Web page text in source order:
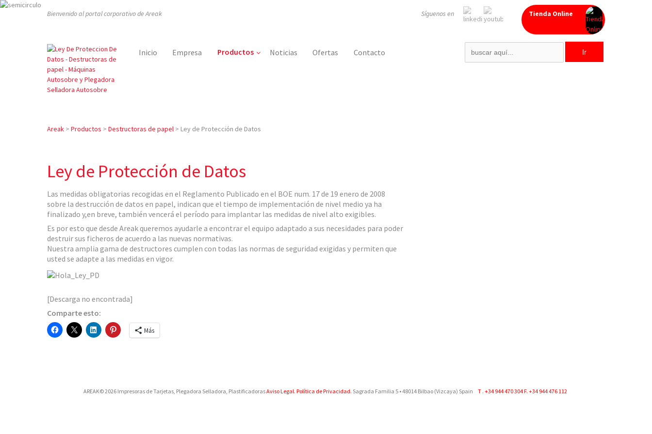
Bienvenido al portal corporativo de Areak Tienda Online
Síguenos en
Inicio Empresa Productos Noticias Ofertas Contacto
Search
for:
Areak > Productos > Destructoras de papel > Ley de Protección de Datos
Ley de Protección de Datos
Las medidas obligatorias recogidas en el Reglamento Publicado en el BOE num. 17 de 19 enero de 2008
sobre la destrucción de datos en papel, indican que el tiempo de implementación de nivel medio ya ha
finalizado y,en breve, también vencerá el período para implantar las medidas de nivel alto exigibles.
Es por esto que desde Areak queremos ayudarle a encontrar el equipo adaptado a sus necesidades para poder
destruir sus ficheros de acuerdo a las nuevas normativas.
Nuestra amplia gama de destructores cumplen con todas las normas de seguridad exigidas y permiten que
usted se adapte a las medidas en vigor.
[Descarga no encontrada]
Comparte esto:
Más
AREAK© 2026 Impresoras de Tarjetas, Plegadora Selladora, PlastificadorasAviso Legal. Política de Privacidad. Sagrada Familia 5 •48014 Bilbao (Vizcaya) Spain T . +34 944 470 304F. +34 944 476 112